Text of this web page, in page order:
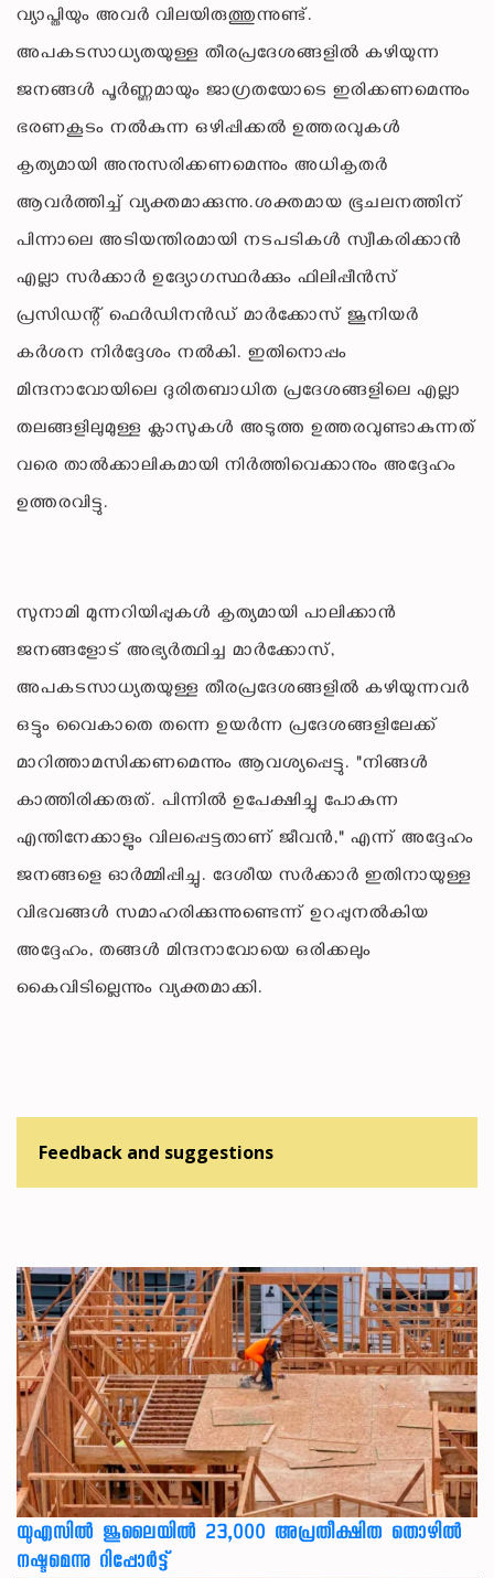
വ്യാപ്തിയും അവർ വിലയിരുത്തുന്നുണ്ട്.
അപകടസാധ്യതയുള്ള തീരപ്രദേശങ്ങളിൽ കഴിയുന്ന
ജനങ്ങൾ പൂർണ്ണമായും ജാഗ്രതയോടെ ഇരിക്കണമെന്നും
ഭരണകൂടം നൽകുന്ന ഒഴിപ്പിക്കൽ ഉത്തരവുകൾ
കൃത്യമായി അനുസരിക്കണമെന്നും അധികൃതർ
ആവർത്തിച്ച് വ്യക്തമാക്കുന്നു.ശക്തമായ ഭൂചലനത്തിന്
പിന്നാലെ അടിയന്തിരമായി നടപടികൾ സ്വീകരിക്കാൻ
എല്ലാ സർക്കാർ ഉദ്യോഗസ്ഥർക്കും ഫിലിപ്പീൻസ്
പ്രസിഡന്റ് ഫെർഡിനൻഡ് മാർക്കോസ് ജൂനിയർ
കർശന നിർദ്ദേശം നൽകി. ഇതിനൊപ്പം
മിന്ദനാവോയിലെ ദുരിതബാധിത പ്രദേശങ്ങളിലെ എല്ലാ
തലങ്ങളിലുമുള്ള ക്ലാസുകൾ അടുത്ത ഉത്തരവുണ്ടാകുന്നത്
വരെ താൽക്കാലികമായി നിർത്തിവെക്കാനും അദ്ദേഹം
ഉത്തരവിട്ടു.
സുനാമി മുന്നറിയിപ്പുകൾ കൃത്യമായി പാലിക്കാൻ
ജനങ്ങളോട് അഭ്യർത്ഥിച്ച മാർക്കോസ്,
അപകടസാധ്യതയുള്ള തീരപ്രദേശങ്ങളിൽ കഴിയുന്നവർ
ഒട്ടും വൈകാതെ തന്നെ ഉയർന്ന പ്രദേശങ്ങളിലേക്ക്
മാറിത്താമസിക്കണമെന്നും ആവശ്യപ്പെട്ടു. "നിങ്ങൾ
കാത്തിരിക്കരുത്. പിന്നിൽ ഉപേക്ഷിച്ചു പോകുന്ന
എന്തിനേക്കാളും വിലപ്പെട്ടതാണ് ജീവൻ," എന്ന് അദ്ദേഹം
ജനങ്ങളെ ഓർമ്മിപ്പിച്ചു. ദേശീയ സർക്കാർ ഇതിനായുള്ള
വിഭവങ്ങൾ സമാഹരിക്കുന്നുണ്ടെന്ന് ഉറപ്പുനൽകിയ
അദ്ദേഹം, തങ്ങൾ മിന്ദനാവോയെ ഒരിക്കലും
കൈവിടില്ലെന്നും വ്യക്തമാക്കി.
Feedback and suggestions
യുഎസില്‍ ജൂലൈയില്‍ 23,000 അപ്രതീക്ഷിത തൊഴില്‍
നഷ്ടമെന്നു റിപ്പോര്‍ട്ട്